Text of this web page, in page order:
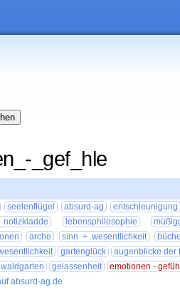
_gef_hle
seelenflügel absurd-ag entschleunigung
lebensphilosophie
arche sinn + wesentlichkeit
gartenglück augenblicke der
waldgarten gelassenheit emotionen -
absurd-ag.de